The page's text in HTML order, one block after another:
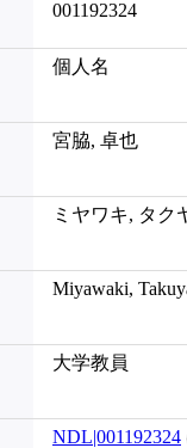
001192324
個人名
宮脇, 卓也
ミヤワキ, タク
Miyawaki,
大学教員
NDL|001192324